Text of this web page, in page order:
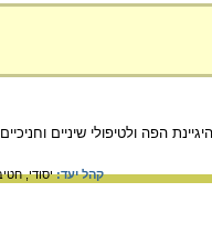
הפה ולטיפולי שיניים
קהל יעד:יסודי,